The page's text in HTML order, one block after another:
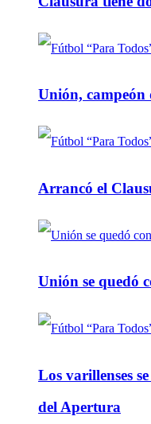
Unión, campeón
Arrancó el
Unión se quedó
Los varillenses
del Apertura